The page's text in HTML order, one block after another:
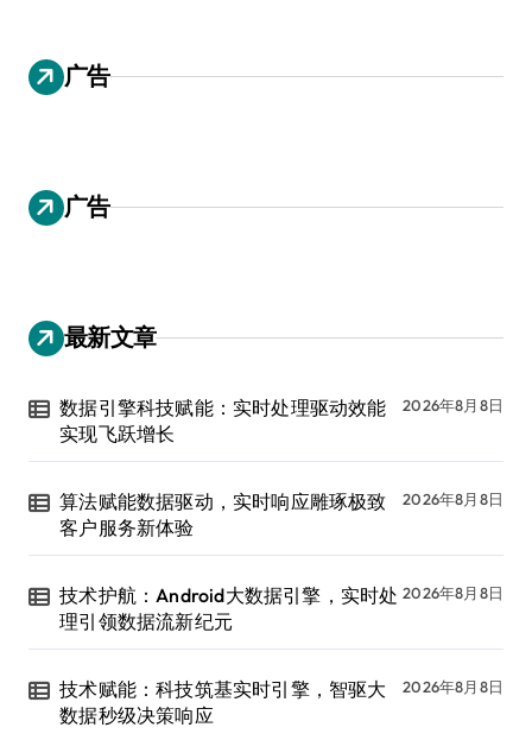
广告
广告
最新文章
数据引擎科技赋能：实时处理驱动效能
实现飞跃增长
2026年8月8日
算法赋能数据驱动，实时响应雕琢极致
客户服务新体验
2026年8月8日
技术护航：Android大数据引擎，实时处
理引领数据流新纪元
2026年8月8日
技术赋能：科技筑基实时引擎，智驱大
数据秒级决策响应
2026年8月8日